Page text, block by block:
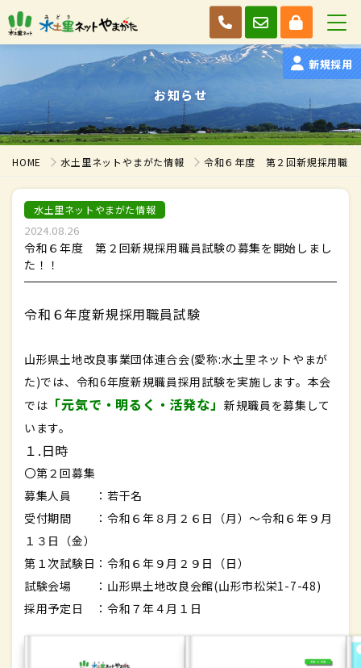
お知らせ
HOME 水土里ネットやまがた情報 令和６年度 第２回新規採用職員
水土里ネットやまがた情報
2024.08.26
令和６年度 第２回新規採用職員試験の募集を開始しまし
た！！
令和６年度新規採用職員試験
山形県土地改良事業団体連合会(愛称:水土里ネットやまが
た)では、令和6年度新規職員採用試験を実施します。本会
では 「元気で・明るく・活発な」 新規職員を募集して
います。
１.日時
〇第２回募集
募集人員 ：若干名
受付期間 ：令和６年８月２６日（月）～令和６年９月
１３日（金）
第１次試験日：令和６年９月２９日（日）
試験会場 ：山形県土地改良会館(山形市松栄1-7-48)
採用予定日 ：令和７年４月１日
新規採用